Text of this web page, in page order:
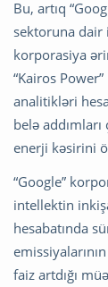
Bu, artıq
sektoruna dair
korporasiya
“Kairos
analitikləri
belə
enerji kəsirini
“Google”
intellektin
hesabatında
faiz artdığı